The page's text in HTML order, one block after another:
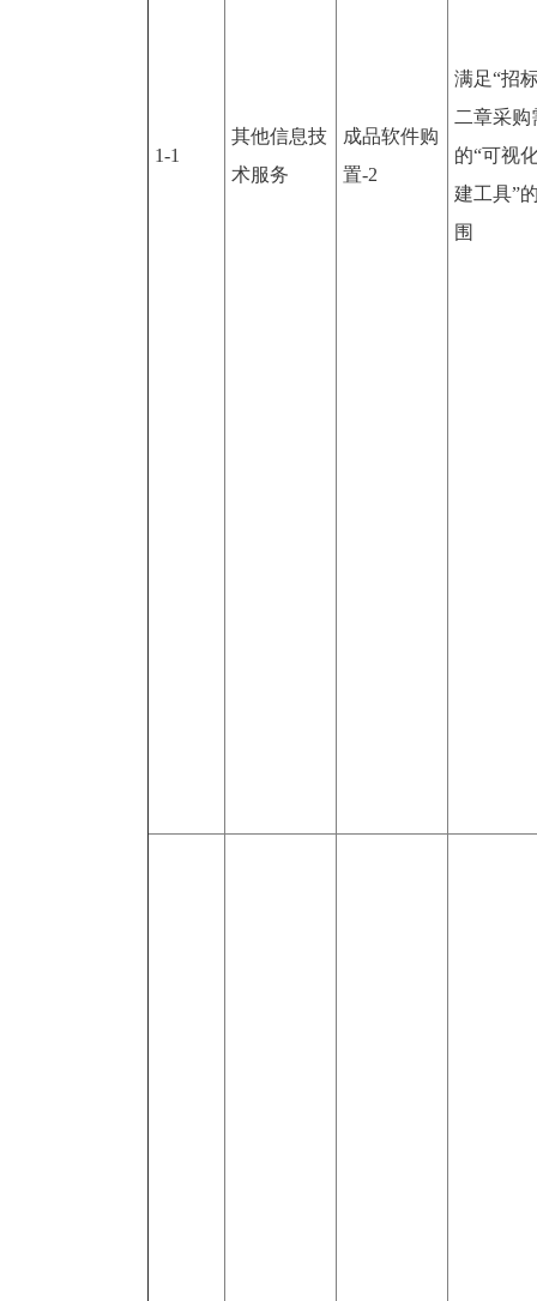
1-1
其他信息技
术服务
成品软件购
置-2
满足“招
二章采购
的“可视
建工具”
围